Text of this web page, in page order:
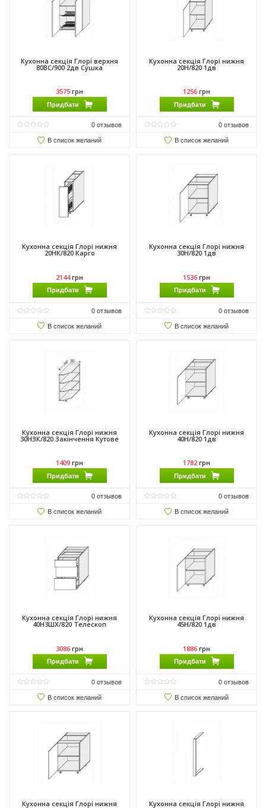
Кухонна секція Глорі верхня
80ВС/900 2дв Сушка
3575 грн
Придбати
0отзывов
В список желаний
Кухонна секція Глорі нижня
20Н/820 1дв
1256 грн
Придбати
0отзывов
В список желаний
Кухонна секція Глорі нижня
20НК/820 Карго
2144грн
Придбати
0отзывов
В список желаний
Кухонна секція Глорі нижня
30Н/820 1дв
1536 грн
Придбати
0отзывов
В список желаний
Кухонна секція Глорі нижня
30НЗК/820 Закінчення Кутове
1409 грн
Придбати
0отзывов
В список желаний
Кухонна секція Глорі нижня
40Н/820 1дв
1782 грн
Придбати
0отзывов
В список желаний
Кухонна секція Глорі нижня
40Н3ШХ/820 Телескоп
3086 грн
Придбати
0отзывов
В список желаний
Кухонна секція Глорі нижня
45Н/820 1дв
1886 грн
Придбати
0отзывов
В список желаний
Кухонна секція Глорі нижня Кухонна секція Глорі нижня